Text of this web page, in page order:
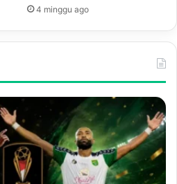
4 minggu ago